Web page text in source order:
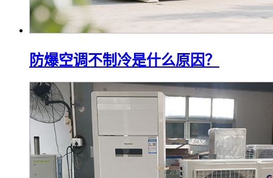
防爆空调不制冷是什么原因？